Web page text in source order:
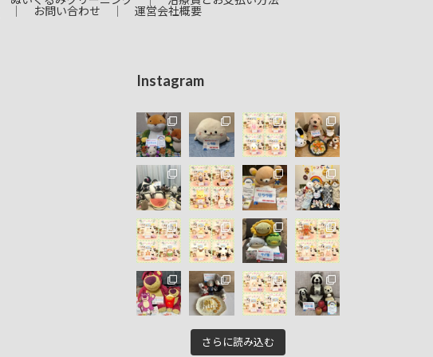
お問い合わせ
運営会社概要
Instagram
さらに読み込む